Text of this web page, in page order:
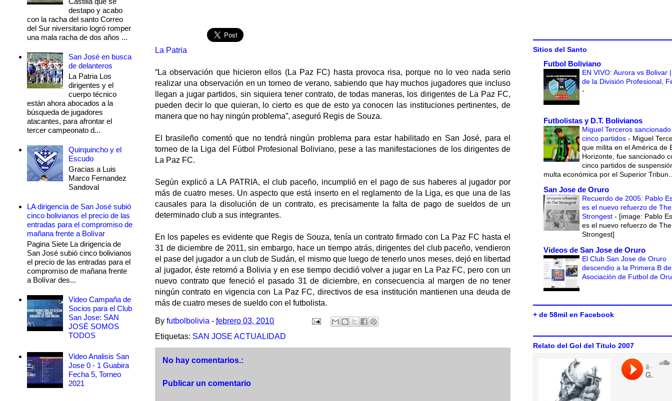
La Patria
“La observación que hicieron ellos (La Paz FC) hasta provoca risa, porque no lo veo nada serio
realizar una observación en un torneo de verano, sabiendo que hay muchos jugadores que incluso
llegan a jugar partidos, sin siquiera tener contrato, de todas maneras, los dirigentes de La Paz FC,
pueden decir lo que quieran, lo cierto es que de esto ya conocen las instituciones pertinentes, de
manera que no hay ningún problema”, aseguró Regis de Souza.
El brasileño comentó que no tendrá ningún problema para estar habilitado en San José, para el
torneo de la Liga del Fútbol Profesional Boliviano, pese a las manifestaciones de los dirigentes de
La Paz FC.
Según explicó a LA PATRIA, el club paceño, incumplió en el pago de sus haberes al jugador por
más de cuatro meses. Un aspecto que está inserto en el reglamento de la Liga, es que una de las
causales para la disolución de un contrato, es precisamente la falta de pago de sueldos de un
determinado club a sus integrantes.
En los papeles es evidente que Regis de Souza, tenía un contrato firmado con La Paz FC hasta el
31 de diciembre de 2011, sin embargo, hace un tiempo atrás, dirigentes del club paceño, vendieron
el pase del jugador a un club de Sudán, el mismo que luego de tenerlo unos meses, dejó en libertad
al jugador, éste retornó a Bolivia y en ese tiempo decidió volver a jugar en La Paz FC, pero con un
nuevo contrato que feneció el pasado 31 de diciembre, en consecuencia al margen de no tener
ningún contrato en vigencia con La Paz FC, directivos de esa institución mantienen una deuda de
más de cuatro meses de sueldo con el futbolista.
By futbolbolivia - febrero 03, 2010
Etiquetas: SAN JOSE ACTUALIDAD
No hay comentarios.:
Publicar un comentario
destapo y acabo
con la racha del santo Correo
del Sur niversitario logró romper
una mala racha de dos años ...
San José en busca
de delanteros
La Patria Los
dirigentes y el
cuerpo técnico
están ahora abocados a la
búsqueda de jugadores
atacantes, para afrontar el
tercer campeonato d...
Quirquincho y el
Escudo
Gracias a Luis
Marco Fernandez
Sandoval
LA dirigencia de San José subió
cinco bolivianos el precio de las
entradas para el compromiso de
mañana frente a Bolívar
Pagina Siete La dirigencia de
San José subió cinco bolivianos
el precio de las entradas para el
compromiso de mañana frente
a Bolívar des...
Video Campaña de
Socios para el Club
San Jose: SAN
JOSÉ SOMOS
TODOS
Video Analisis San
Jose 0 - 1 Guabira
Fecha 5, Torneo
2021
Sitios del Santo
Futbol Boliviano
EN VIVO: Aurora vs Bolivar
de la División Profesional,
-
Futbolistas y D.T. Bolivianos
Miguel Terceros
cinco partidos - Miguel
que milita en el América de
Horizonte, fue sancionado
cinco partidos de
multa económica por el Superior
San Jose de Oruro
Recuerdo de 2005: Pablo
es el nuevo refuerzo de The
Strongest - [image: Pablo
es el nuevo refuerzo de The
Strongest]
Videos de San Jose de Oruro
El Club San Jose de Oruro
descendio a la Primera B
Asociación de Futbol de
+ de 58mil en Facebook
Relato del Gol del Titulo 2007